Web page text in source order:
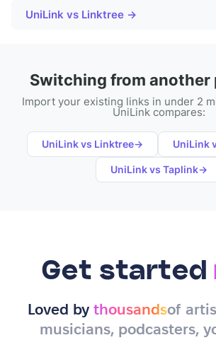
UniLink vs Linktree →
Switching from another
Import your existing links in under 2
UniLink compares:
UniLink vs Linktree→ UniLink
UniLink vs Taplink→
Get started
Loved by thousandsof
musicians, podcasters,